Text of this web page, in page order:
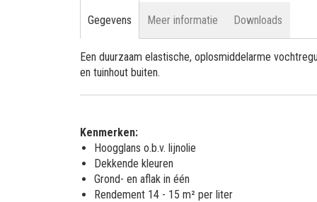
Gegevens
Een duurzaam elastische, oplosmiddelarme
en tuinhout buiten.
Kenmerken:
Hoogglans o.b.v. lijnolie
Dekkende kleuren
Grond- en aflak in één
Rendement 14 - 15 m² per liter
Meer informatie Downloads